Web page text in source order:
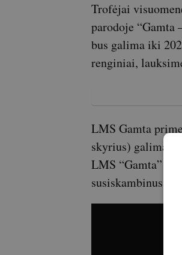
Trofėjai
parodoje “Gamta
bus galima iki
renginiai,
LMS Gamta
skyrius) galima
LMS “Gamta”
susiskambinus.